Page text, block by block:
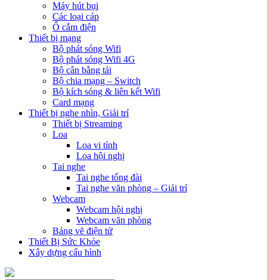
Máy hút bụi
Các loại cáp
Ổ cắm điện
Thiết bị mạng
Bộ phát sóng Wifi
Bộ phát sóng Wifi 4G
Bộ cân bằng tải
Bộ chia mạng – Switch
Bộ kích sóng & liên kết Wifi
Card mạng
Thiết bị nghe nhìn, Giải trí
Thiết bị Streaming
Loa
Loa vi tính
Loa hội nghị
Tai nghe
Tai nghe tổng đài
Tai nghe văn phòng – Giải trí
Webcam
Webcam hội nghị
Webcam văn phòng
Bảng vẽ điện tử
Thiết Bị Sức Khỏe
Xây dựng cấu hình